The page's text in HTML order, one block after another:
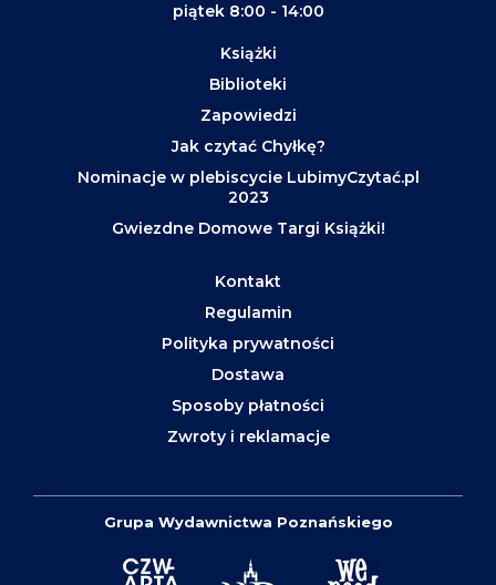
piątek 8:00 - 14:00
Książki
Biblioteki
Zapowiedzi
Jak czytać Chyłkę?
Nominacje w plebiscycie LubimyCzytać.pl
2023
Gwiezdne Domowe Targi Książki!
Kontakt
Regulamin
Polityka prywatności
Dostawa
Sposoby płatności
Zwroty i reklamacje
Grupa Wydawnictwa Poznańskiego